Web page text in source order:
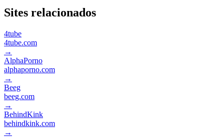
Sites relacionados
4tube
4tube.com
→
AlphaPorno
alphaporno.com
→
Beeg
beeg.com
→
BehindKink
behindkink.com
→